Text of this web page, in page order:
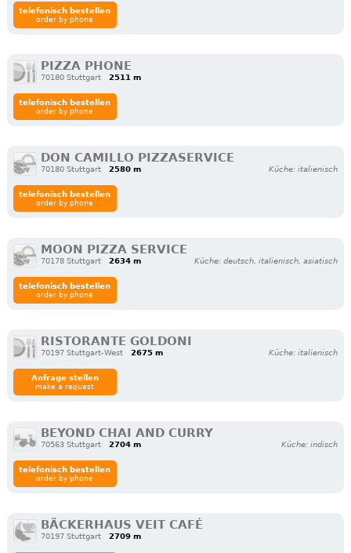
telefonisch bestellen
order by phone
PIZZA PHONE
70180 Stuttgart 2511 m
telefonisch bestellen
order by phone
DON CAMILLO PIZZASERVICE
70180 Stuttgart 2580 m Küche: italienisch
telefonisch bestellen
order by phone
MOON PIZZA SERVICE
70178 Stuttgart 2634 m Küche: deutsch, italienisch, asiatisch
telefonisch bestellen
order by phone
RISTORANTE GOLDONI
70197 Stuttgart-West 2675 m Küche: italienisch
Anfrage stellen
make a request
BEYOND CHAI AND CURRY
70563 Stuttgart 2704 m Küche: indisch
telefonisch bestellen
order by phone
BÄCKERHAUS VEIT CAFÉ
70197 Stuttgart 2709 m